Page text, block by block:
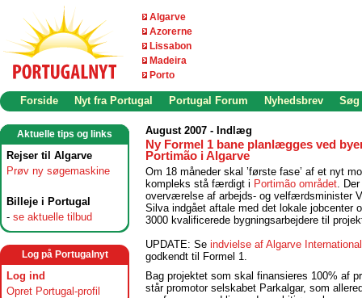
Algarve
Azorerne
Lissabon
Madeira
Porto
Forside Nyt fra Portugal Portugal Forum Nyhedsbrev Søg
Aktuelle tips og links
Rejser til Algarve
Prøv ny søgemaskine
Billeje i Portugal
- se aktuelle tilbud
Log på Portugalnyt
Log ind
Opret Portugal-profil
August 2007 - Indlæg
Ny Formel 1 bane planlægges ved
Portimão i Algarve
Om 18 måneder skal ’første fase’ af et nyt
kompleks stå færdigt i Portimão området.
overværelse af arbejds- og velfærdsminister
Silva indgået aftale med det lokale jobcenter
3000 kvalificerede bygningsarbejdere til
UPDATE: Se indvielse af Algarve
godkendt til Formel 1.
Bag projektet som skal finansieres 100% af
står promotor selskabet Parkalgar, som